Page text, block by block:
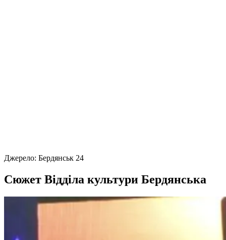
Джерело: Бердянськ 24
Сюжет Відділа культури Бердянська